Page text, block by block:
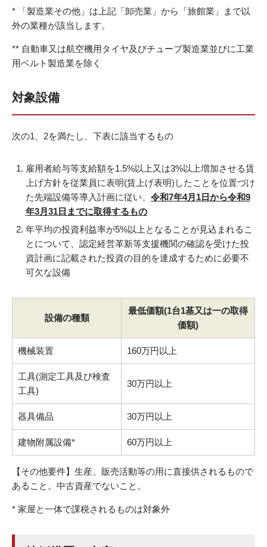
* 「製造業その他」は上記「卸売業」から「旅館業」まで以
外の業種が該当します。
** 自動車又は航空機用タイヤ及びチューブ製造業並びに工業
用ベルト製造業を除く
対象設備
次の1、2を満たし、下表に該当するもの
雇用者給与等支給額を1.5%以上又は3%以上増加させる賃
上げ方針を従業員に表明(賃上げ表明)したことを位置づけ
た先端設備等導入計画に従い、 令和7年4月1日から令和9
年3月31日までに取得するもの
年平均の投資利益率が5%以上となることが見込まれるこ
とについて、認定経営革新等支援機関の確認を受けた投
資計画に記載された投資の目的を達成するために必要不
可欠な設備
設備の種類
最低価額(1台1基又は一の取得
価額)
機械装置 160万円以上
工具(測定工具及び検査
工具)
30万円以上
器具備品 30万円以上
建物附属設備* 60万円以上
【その他要件】生産、販売活動等の用に直接供されるもので
あること。中古資産でないこと。
* 家屋と一体で課税されるものは対象外